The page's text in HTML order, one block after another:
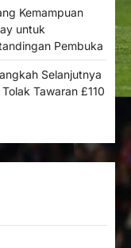
Kemampuan
untuk
Pembuka
Selanjutnya
Tawaran £110